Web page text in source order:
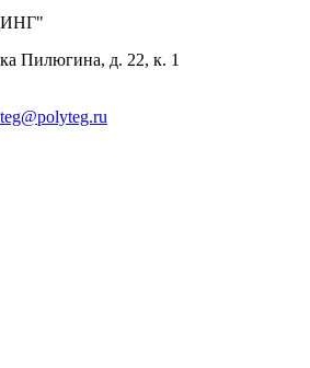
Пилюгина, д. 22, к. 1